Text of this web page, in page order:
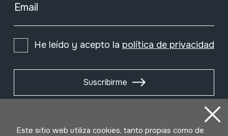
Email
He leído y acepto la política de privacidad
Suscribirme
Este sitio web utiliza cookies, tanto propias como de